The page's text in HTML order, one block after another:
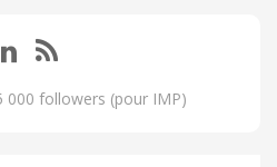
000 followers (pour IMP)